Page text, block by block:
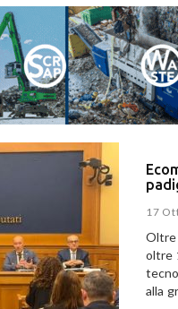
17
Oltre
oltre
alla